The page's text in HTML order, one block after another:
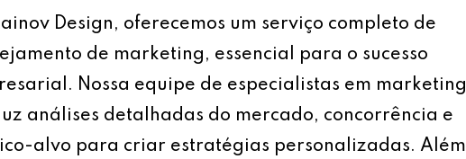
Design, oferecemos um serviço completo de
de marketing, essencial para o sucesso
Nossa equipe de especialistas em marketing
análises detalhadas do mercado, concorrência e
alvo para criar estratégias personalizadas. Além